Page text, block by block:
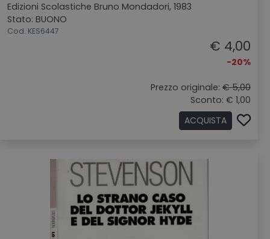
Edizioni Scolastiche Bruno Mondadori, 1983
Stato: BUONO
Cod. KES6447
€ 4,00
-20%
Prezzo originale: € 5,00
Sconto: € 1,00
ACQUISTA